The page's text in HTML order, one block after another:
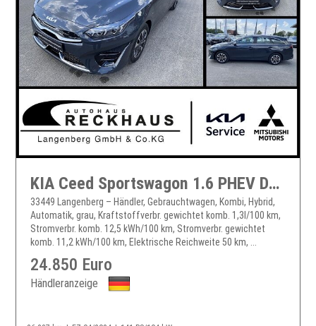
KIA Ceed Sportswagon 1.6 PHEV DCT6 VISION KOMFORT Ceed Sportswagon
33449 Langenberg – Händler, Gebrauchtwagen, Kombi, Hybrid,
Automatik, grau, Kraftstoffverbr. gewichtet komb. 1,3l/100 km,
Stromverbr. komb. 12,5 kWh/100 km, Stromverbr. gewichtet
komb. 11,2 kWh/100 km, Elektrische Reichweite 50 km, ...
24.850 Euro
Händleranzeige